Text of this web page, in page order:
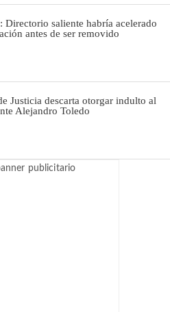
Directorio saliente habría acelerado
antes de ser removido
Justicia descarta otorgar indulto al
Alejandro Toledo